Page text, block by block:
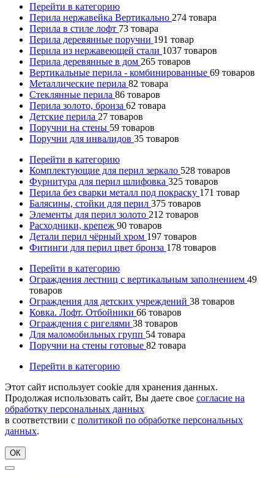
Перейти в категорию
Перила нержавейка Вертикально 274 товара
Перила в стиле лофт 73 товара
Перила деревянные поручни 191 товар
Перила из нержавеющей стали 1037 товаров
Перила деревянные в дом 265 товаров
Вертикальные перила - комбинированные 69 товаров
Металлические перила 82 товара
Стеклянные перила 86 товаров
Перила золото, бронза 62 товара
Детские перила 27 товаров
Поручни на стены 59 товаров
Поручни для инвалидов 35 товаров
Перейти в категорию
Комплектующие для перил зеркало 528 товаров
Фурнитура для перил шлифовка 325 товаров
Перила без сварки металл под покраску 171 товар
Балясины, стойки для перил 375 товаров
Элементы для перил золото 212 товаров
Расходники, крепеж 90 товаров
Детали перил чёрный хром 197 товаров
Фитинги для перил цвет бронза 178 товаров
Перейти в категорию
Ограждения лестниц с вертикальным заполнением 49
товаров
Ограждения для детских учреждений 38 товаров
Ковка. Лофт. Отбойники 66 товаров
Ограждения с ригелями 38 товаров
Для маломобильных групп 54 товара
Поручни на стены готовые 82 товара
Перейти в категорию
Этот сайт использует cookie для хранения данных.
Продолжая использовать сайт, Вы даете свое согласие на
обработку персональных данных
в соответствии с политикой по обработке персональных
данных.
ОК